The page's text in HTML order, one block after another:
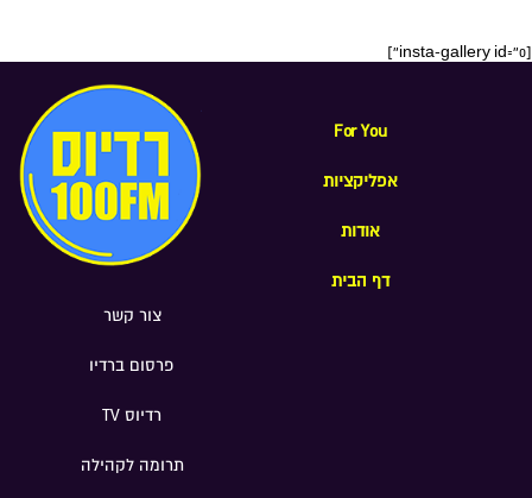
[insta-gallery id="0"]
For You
אפליקציות
אודות
דף הבית
צור קשר
פרסום ברדיו
רדיוס TV
תרומה לקהילה